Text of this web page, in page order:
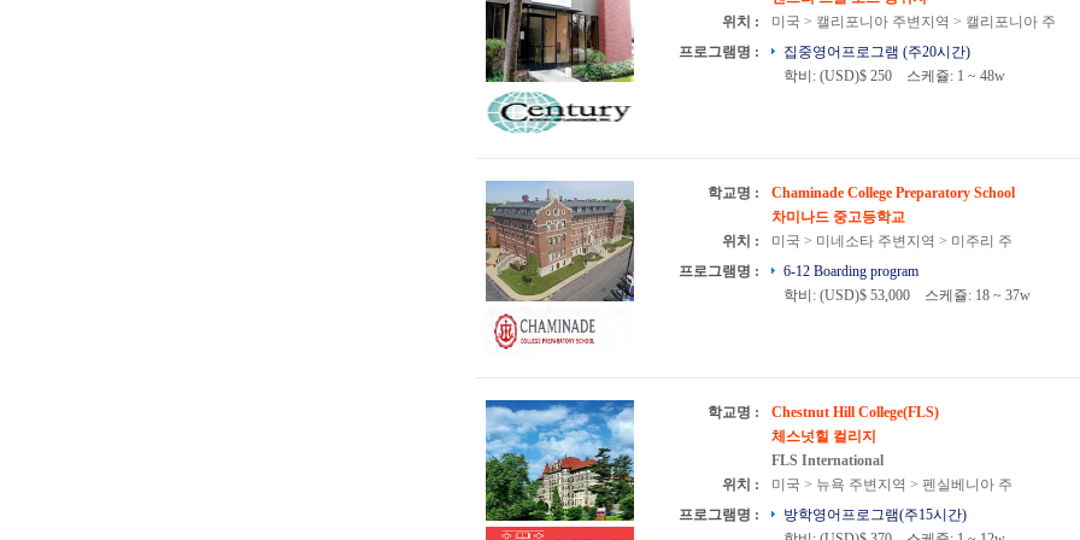
위치 :
미국 > 캘리포니아 주변지역 > 캘리포니아 주
프로그램명 :
집중영어프로그램 (주20시간)
학비: (USD)$ 250
스케쥴: 1 ~ 48w
학교명 :
Chaminade College Preparatory School
차미나드 중고등학교
위치 :
미국 > 미네소타 주변지역 > 미주리 주
프로그램명 :
6-12 Boarding program
학비: (USD)$ 53,000
스케쥴: 18 ~ 37w
학교명 :
Chestnut Hill College(FLS)
체스넛힐 컬리지
FLS International
위치 :
미국 > 뉴욕 주변지역 > 펜실베니아 주
프로그램명 :
방학영어프로그램(주15시간)